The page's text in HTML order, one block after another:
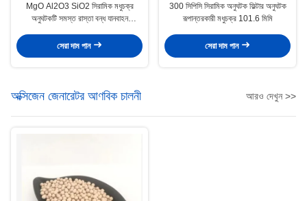
MgO Al2O3 SiO2 সিরামিক মধুচক্র
অনুঘটকটি সমস্ত রাস্তা বন্ধ যানবাহন
সেরা দাম পান
300 সিপিসি সিরামিক অনুঘটক ফিল্টার অনুঘটক
রূপান্তরকারী মধুচক্র 101.6 মিমি
সেরা দাম পান
অক্সিজেন জেনারেটর আণবিক চালনী আরও দেখুন >>